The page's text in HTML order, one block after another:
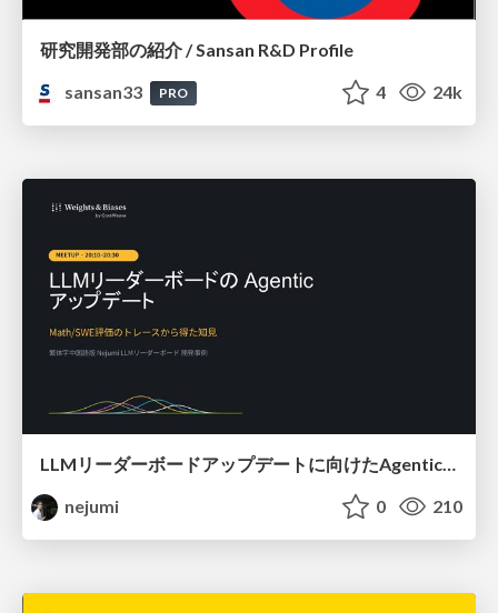
研究開発部の紹介 / Sansan R&D Profile
sansan33
PRO 4 24k
nejumi
0 210